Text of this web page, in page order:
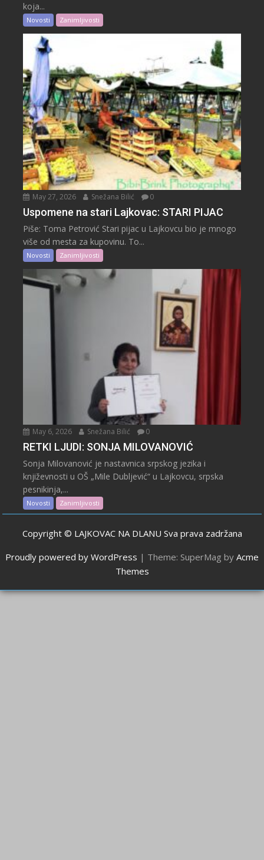
koja...
Novosti Zanimljivosti
May 27, 2026 Snežana Bilić 0
Uspomene na stari Lajkovac: STARI PIJAC
Piše: Toma Petrović Stari pijac u Lajkovcu bio je mnogo
više od mesta za kupovinu. To...
Novosti Zanimljivosti
May 6, 2026 Snežana Bilić 0
RETKI LJUDI: SONJA MILOVANOVIĆ
Sonja Milovanović je nastavnica srpskog jezika i
književnosti u OŠ „Mile Dubljević“ u Lajkovcu, srpska
pesnikinja,...
Novosti Zanimljivosti
Copyright © LAJKOVAC NA DLANU Sva prava zadržana
Proudly powered by WordPress | Theme: SuperMag by Acme
Themes